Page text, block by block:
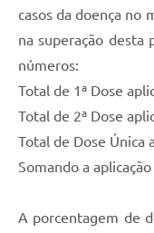
Galeria de Fotos
Ouvidoria Municipal
Audiências Públicas
Arquivos para Download
casos da doença no
na superação desta
números:
Total de 1ª Dose
Total de 2ª Dose
Total de Dose Única
Somando a
A porcentagem de